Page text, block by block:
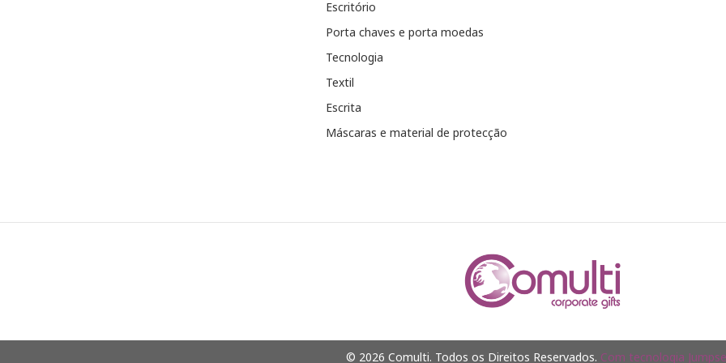
Escritório
Porta chaves e porta moedas
Tecnologia
Textil
Escrita
Máscaras e material de protecção
© 2026 Comulti. Todos os Direitos Reservados. Com tecnologia